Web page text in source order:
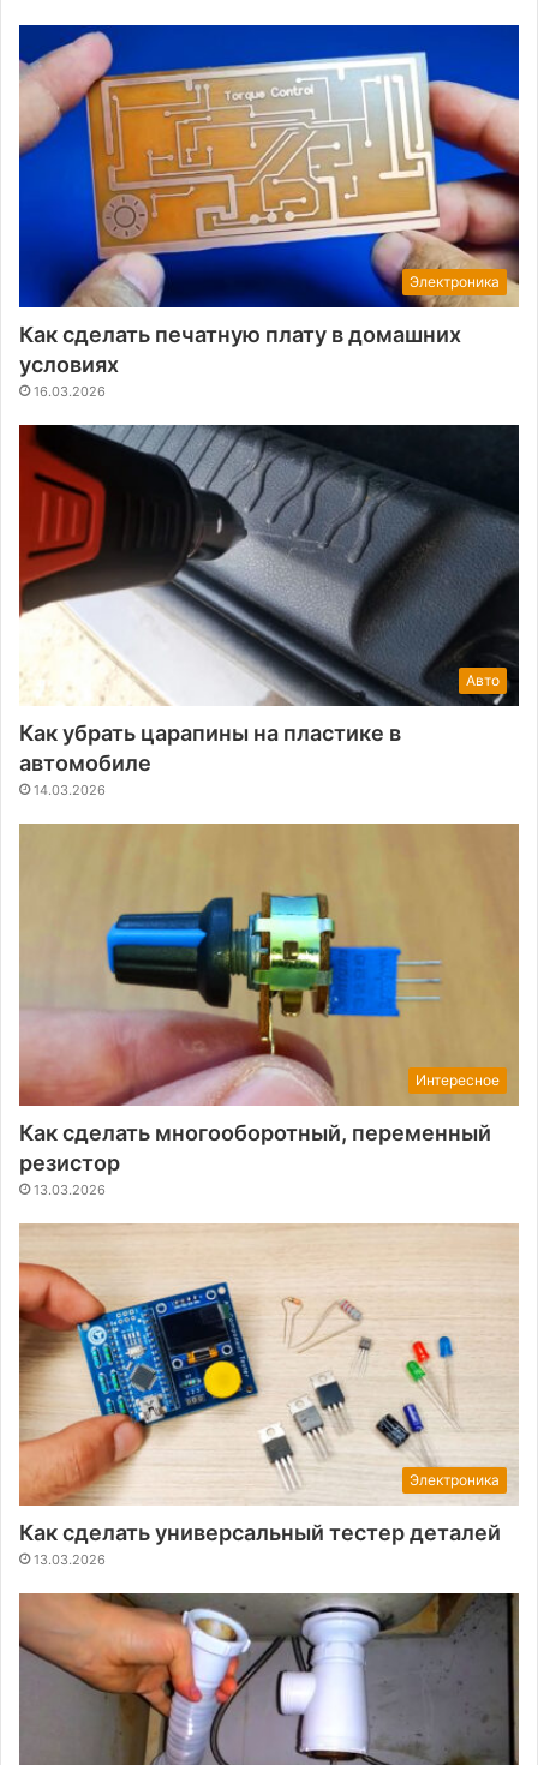
Электроника
Как сделать печатную плату в домашних
условиях
16.03.2026
Авто
Как убрать царапины на пластике в
автомобиле
14.03.2026
Интересное
Как сделать многооборотный, переменный
резистор
13.03.2026
Электроника
Как сделать универсальный тестер деталей
13.03.2026